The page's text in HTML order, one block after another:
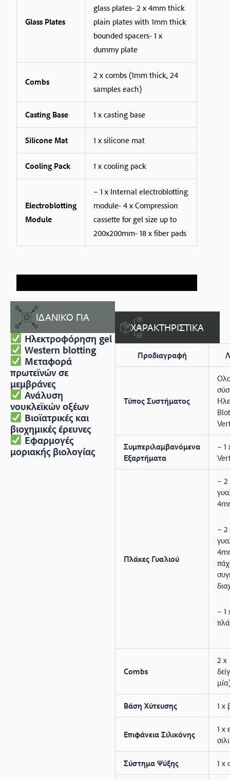
Glass Plates
glass plates- 2 x 4mm thick
plain plates with 1mm thick
bounded spacers- 1 x
dummy plate
Combs
2 x combs (1mm thick, 24
samples each)
Casting Base 1 x casting base
Silicone Mat 1 x silicone mat
Cooling Pack 1 x cooling pack
Electroblotting
Module
– 1 x Internal electroblotting
module- 4 x Compression
cassette for gel size up to
200x200mm- 18 x fiber pads
ΙΔΑΝΙΚΟ ΓΙΑ
Ηλεκτροφόρηση gel
Western blotting
Μεταφορά
πρωτεϊνών σε
μεμβράνες
Ανάλυση
νουκλεϊκών οξέων
Βιοϊατρικές και
βιοχημικές έρευνες
Εφαρμογές
μοριακής βιολογίας
ΧΑΡΑΚΤΗΡΙΣΤΙΚΑ
Προδιαγραφή
Τύπος Συστήματος
Συμπεριλαμβανόμενα
Εξαρτήματα
–
Πλάκες Γυαλιού
– 2
– 2
– 1
Combs
2 x
Βάση Χύτευσης 1 x
Επιφάνεια Σιλικόνης
1 x
Σύστημα Ψύξης 1 x